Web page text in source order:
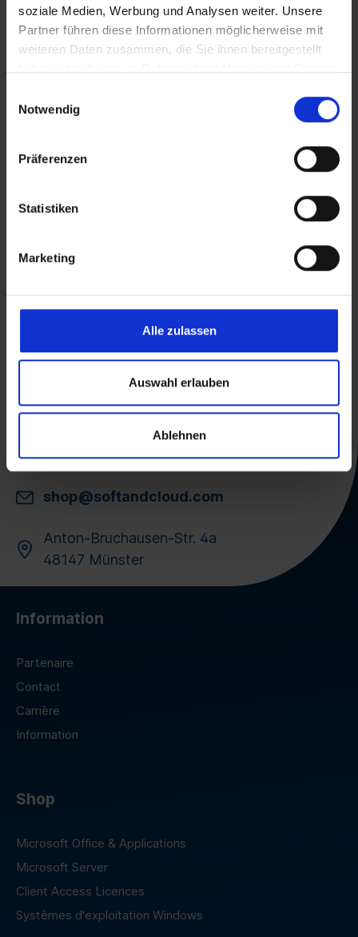
soziale Medien, Werbung und Analysen weiter. Unsere
Partner führen diese Informationen möglicherweise mit
weiteren Daten zusammen, die Sie ihnen bereitgestellt
Notwendig
Präferenzen
Statistiken
Marketing
Alle zulassen
Auswahl erlauben
Ablehnen
des licences logicielles d'occasion
Licences Microsoft originales
Services de conseil en matière de licences
Atelier de stratégie d'infrastructure
Service client et support
E-mail
Signaux de confiance
Champion de la croissance Focus 2026
Prix IT-Business Distri Award 2025
+49 251 240 127 84
shop@softandcloud.com
Anton-Bruchausen-Str. 4a
48147 Münster
Information
Partenaire
Contact
Carrière
Information
Shop
Microsoft Office & Applications
Microsoft Server
Client Access Licences
Systèmes d'exploitation Windows